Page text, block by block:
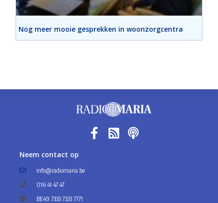
Nog meer mooie gesprekken in woonzorgcentra
Neem contact op
info@radiomaria.be
016 41 47 47
BE49 7333 7333 7771